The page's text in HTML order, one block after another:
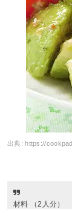
出典:https://
材料 （2人分）